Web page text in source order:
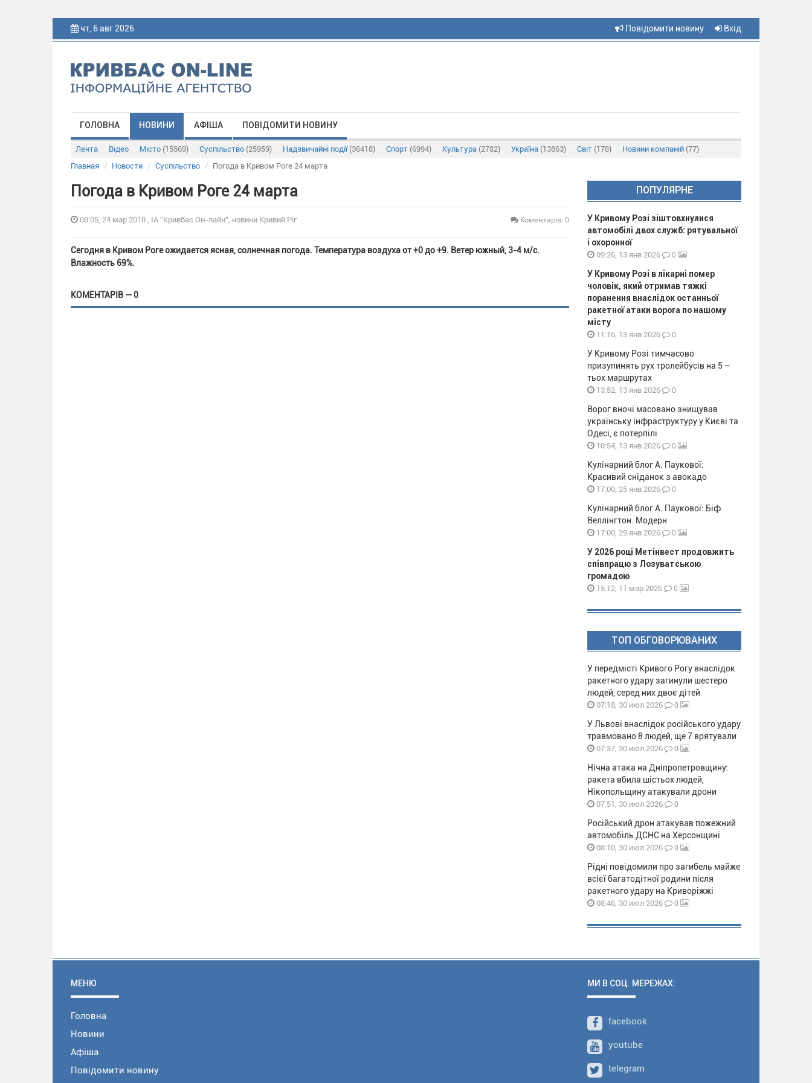
чт, 6 авг 2026 Повідомити новину Вхід
ГОЛОВНА НОВИНИ АФІША ПОВІДОМИТИ НОВИНУ
Лента Відео Місто (15569) Суспільство (25959) Надзвичайні події (36418) Спорт (6994) Культура (2782) Україна (13863) Світ (178) Новини компаній (77)
Главная
Новости Суспільство Погода в Кривом Роге 24 марта
Погода в Кривом Роге 24 марта
08:05, 24 мар 2010 , ІА "Кривбас Он-лайн", новини Кривий Ріг Коментарів: 0
Сегодня в Кривом Роге ожидается ясная, солнечная погода. Температура воздуха от +0 до +9. Ветер южный, 3-4 м/с.
Влажность 69%.
КОМЕНТАРІВ — 0
ПОПУЛЯРНЕ
У Кривому Розі зіштовхнулися
автомобілі двох служб: рятувальної
і охоронної
09:26, 13 янв 2026 0
У Кривому Розі в лікарні помер
чоловік, який отримав тяжкі
поранення внаслідок останньої
ракетної атаки ворога по нашому
місту
11:16, 13 янв 2026 0
У Кривому Розі тимчасово
призупинять рух тролейбусів на 5 –
тьох маршрутах
13:52, 13 янв 2026 0
Ворог вночі масовано знищував
українську інфраструктуру у Києві та
Одесі, є потерпілі
10:54, 13 янв 2026 0
Кулінарний блог А. Паукової:
Красивий сніданок з авокадо
17:00, 25 янв 2026 0
Кулінарний блог А. Паукової: Біф
Веллінгтон. Модерн
17:00, 29 янв 2026 0
У 2026 році Метінвест продовжить
співпрацю з Лозуватською
громадою
15:12, 11 мар 2026 0
ТОП ОБГОВОРЮВАНИХ
У передмісті Кривого Рогу внаслідок
ракетного удару загинули шестеро
людей, серед них двоє дітей
07:18, 30 июл 2026 0
У Львові внаслідок російського удару
травмовано 8 людей, ще 7 врятували
07:37, 30 июл 2026 0
Нічна атака на Дніпропетровщину:
ракета вбила шістьох людей,
Нікопольщину атакували дрони
07:51, 30 июл 2026 0
Російський дрон атакував пожежний
автомобіль ДСНС на Херсонщині
08:10, 30 июл 2026 0
Рідні повідомили про загибель майже
всієї багатодітної родини після
ракетного удару на Криворіжжі
08:46, 30 июл 2026 0
МЕНЮ
Головна
Новини
Афіша
Повідомити новину
МИ В СОЦ. МЕРЕЖАХ:
facebook
youtube
telegram